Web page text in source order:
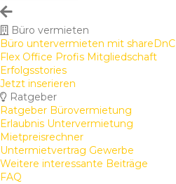
Büro vermieten
Büro untervermieten mit shareDnC
Flex Office Profis Mitgliedschaft
Erfolgsstories
Jetzt inserieren
Ratgeber
Ratgeber Bürovermietung
Erlaubnis Untervermietung
Mietpreisrechner
Untermietvertrag Gewerbe
Weitere interessante Beiträge
FAQ